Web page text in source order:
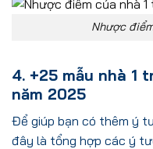
Nhược
4. +25 mẫu nhà 1
năm 2025
Để giúp bạn có thêm ý
đây là tổng hợp các ý